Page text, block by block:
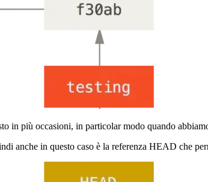
in più occasioni, in particolar modo quando
anche in questo caso è la referenza HEAD che